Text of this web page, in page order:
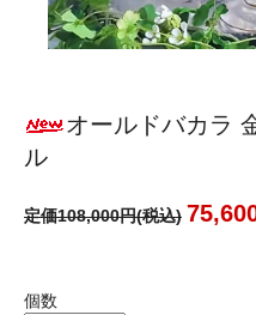
オールドバカラ
ル
定価108,000円(税込)
個数